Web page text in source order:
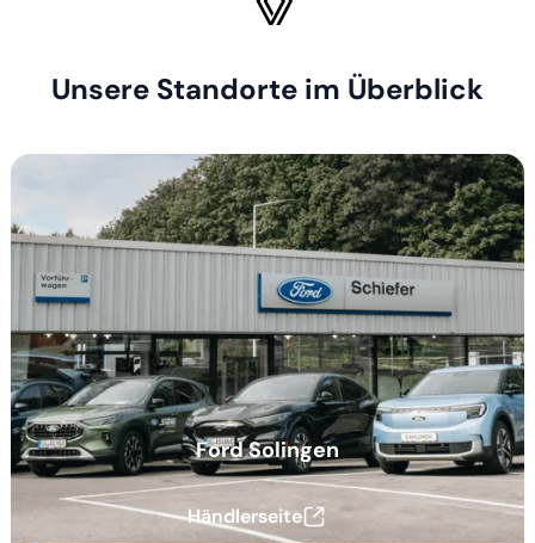
Unsere Standorte im Überblick
Ford Solingen
Händlerseite